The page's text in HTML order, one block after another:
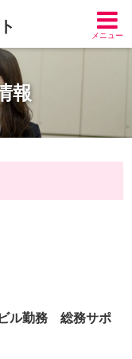
メニュー
報
ビル勤務 総務サポ